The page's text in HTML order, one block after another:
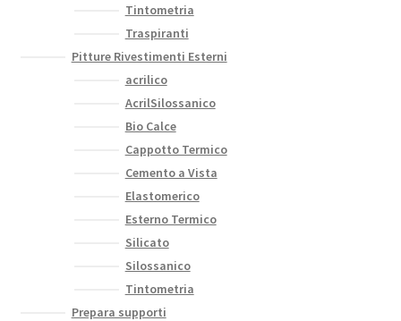
Tintometria
Traspiranti
Pitture Rivestimenti Esterni
acrilico
AcrilSilossanico
Bio Calce
Cappotto Termico
Cemento a Vista
Elastomerico
Esterno Termico
Silicato
Silossanico
Tintometria
Prepara supporti